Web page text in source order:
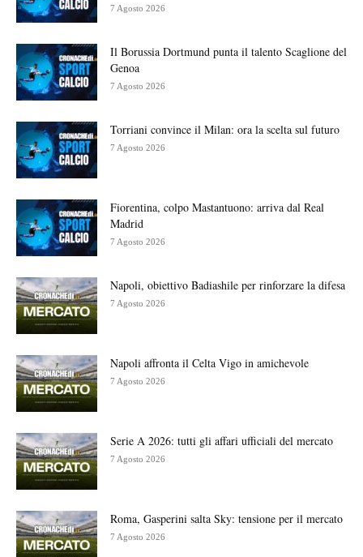
7 Agosto 2026
Il Borussia Dortmund punta il talento Scaglione del
Genoa
7 Agosto 2026
Torriani convince il Milan: ora la scelta sul futuro
7 Agosto 2026
Fiorentina, colpo Mastantuono: arriva dal Real
Madrid
7 Agosto 2026
Napoli, obiettivo Badiashile per rinforzare la difesa
7 Agosto 2026
Napoli affronta il Celta Vigo in amichevole
7 Agosto 2026
Serie A 2026: tutti gli affari ufficiali del mercato
7 Agosto 2026
Roma, Gasperini salta Sky: tensione per il mercato
7 Agosto 2026